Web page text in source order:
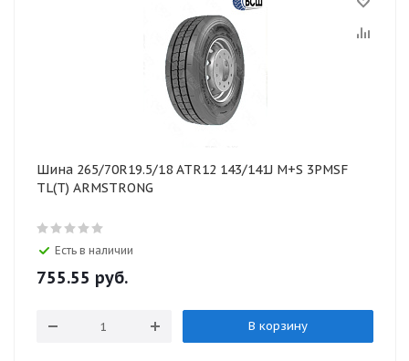
Шина 265/70R19.5/18 ATR12 143/141J M+S 3PMSF
TL(T) ARMSTRONG
Есть в наличии
755.55 руб.
В корзину